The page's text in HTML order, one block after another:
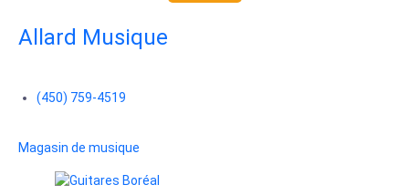
Allard Musique
(450) 759-4519
Magasin de musique